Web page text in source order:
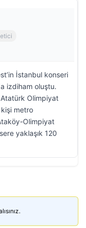
İstanbul konseri
izdiham oluştu.
Olimpiyat
metro
Olimpiyat
yaklaşık 120